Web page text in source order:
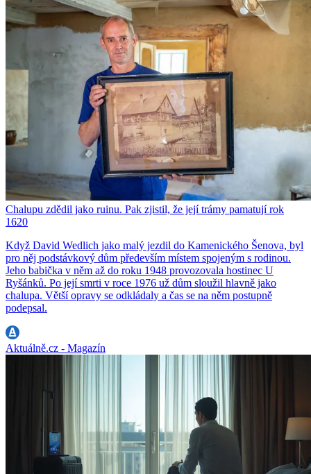
Chalupu zdědil jako ruinu. Pak zjistil, že její trámy pamatují rok
1620
Když David Wedlich jako malý jezdil do Kamenického Šenova, byl
pro něj podstávkový dům především místem spojeným s rodinou.
Jeho babička v něm až do roku 1948 provozovala hostinec U
Ryšánků. Po její smrti v roce 1976 už dům sloužil hlavně jako
chalupa. Větší opravy se odkládaly a čas se na něm postupně
podepsal.
Aktuálně.cz - Magazín